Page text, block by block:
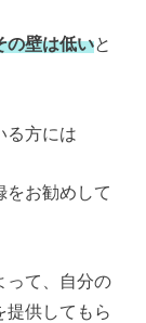
の壁は低いと
る方には
をお勧めして
って、自分の
提供してもら